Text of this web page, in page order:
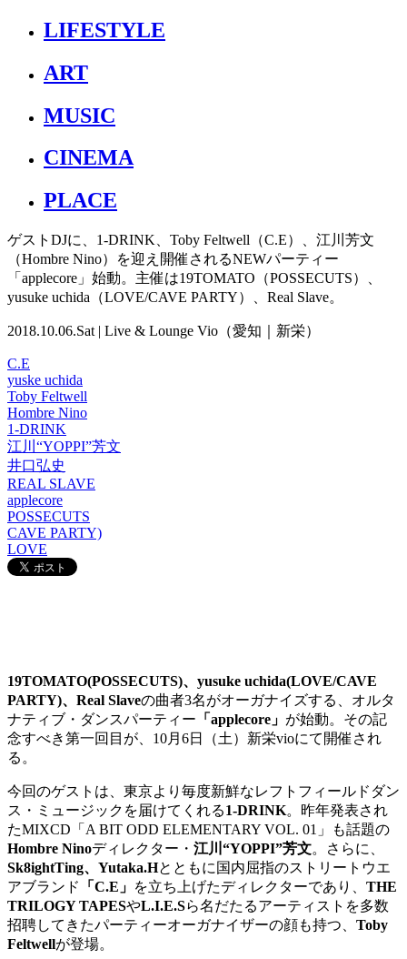
LIFESTYLE
ART
MUSIC
CINEMA
PLACE
ゲストDJに、1-DRINK、Toby Feltwell（C.E）、江川芳文
（Hombre Nino）を迎え開催されるNEWパーティー
「applecore」始動。主催は19TOMATO（POSSECUTS）、
yusuke uchida（LOVE/CAVE PARTY）、Real Slave。
2018.10.06.Sat | Live & Lounge Vio（愛知｜新栄）
C.E
yuske uchida
Toby Feltwell
Hombre Nino
1-DRINK
江川“YOPPI”芳文
井口弘史
REAL SLAVE
applecore
POSSECUTS
CAVE PARTY)
LOVE
19TOMATO(POSSECUTS)、yusuke uchida(LOVE/CAVE
PARTY)、Real Slaveの曲者3名がオーガナイズする、オルタ
ナティブ・ダンスパーティー 「applecore」 が始動。その記
念すべき第一回目が、10月6日（土）新栄vioにて開催され
る。
今回のゲストは、東京より毎度新鮮なレフトフィールドダン
ス・ミュージックを届けてくれる1-DRINK。昨年発表され
たMIXCD「A BIT ODD ELEMENTARY VOL. 01」も話題の
Hombre Ninoディレクター・ 江川“YOPPI”芳文。さらに、
Sk8ightTing、Yutaka.Hとともに国内屈指のストリートウエ
アブランド
「C.E」 を立ち上げたディレクターであり、 THE
TRILOGY TAPESやL.I.E.Sら名だたるアーティストを多数
招聘してきたパーティーオーガナイザーの顔も持つ、 Toby
Feltwellが登場。